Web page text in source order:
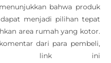
bahwa produk
menjadi pilihan tepat
area rumah yang kotor.
dari para pembeli,
link ini